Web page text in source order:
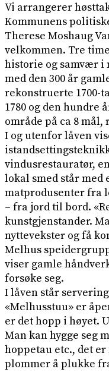
Vi arrangerer
Kommunens
Therese Moshaug
velkommen. Tre
historie og samvær i
med den 300 år
rekonstruerte 1700-
1780 og den hundre
område på ca 8
I og utenfor låven
vindusrestauratør,
lokal smed står med
matprodusenter fra
– fra jord til bord.
kunstgjenstander.
nyttevekster og få
Melhus
viser gamle
forsøke seg.
I låven står
«Melhusstuu» er
er det hopp i høyet.
Man kan hygge seg
hoppetau etc., det
plommer å plukke